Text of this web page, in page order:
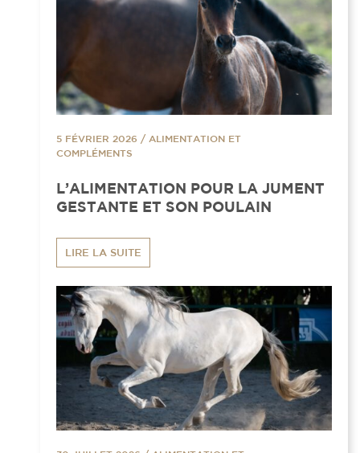
5 FÉVRIER 2026 / ALIMENTATION ET
COMPLÉMENTS
L’ALIMENTATION POUR LA JUMENT
GESTANTE ET SON POULAIN
LIRE LA SUITE